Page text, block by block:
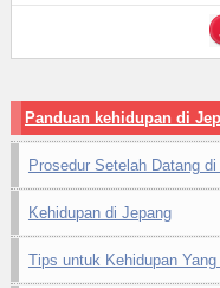
Panduan kehidupan di
Prosedur Setelah Datang
Kehidupan di Jepang
Tips untuk Kehidupan